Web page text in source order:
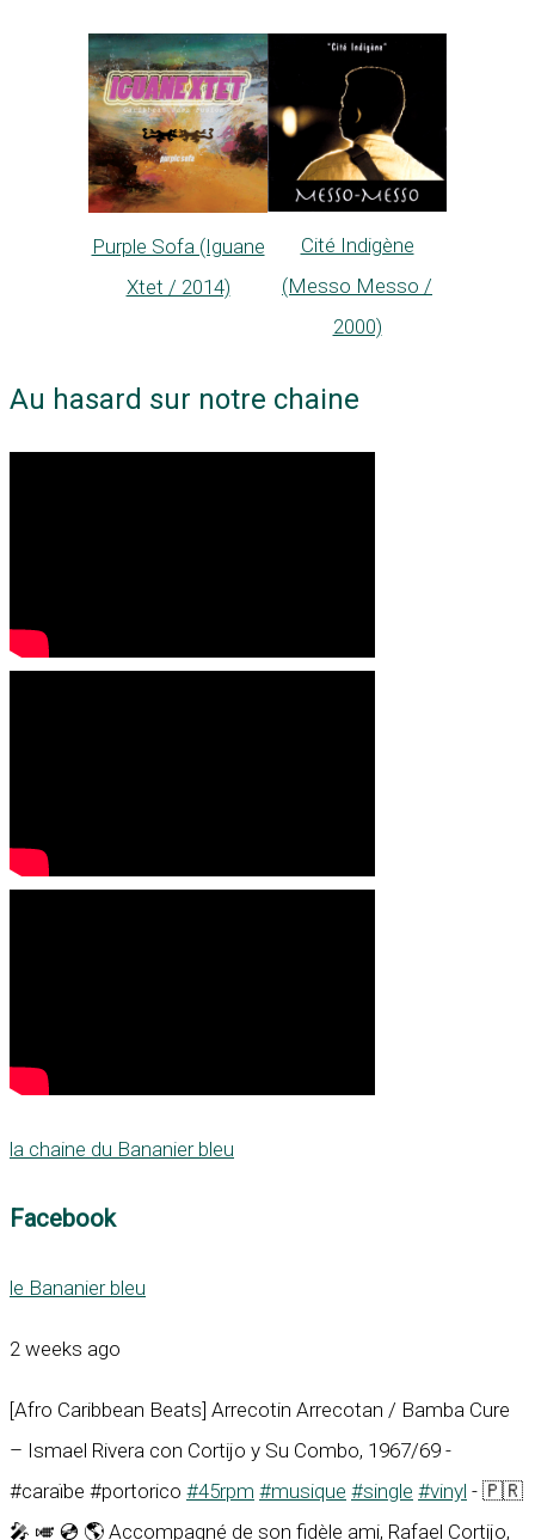
Purple Sofa (Iguane
Xtet / 2014)
Cité Indigène
(Messo Messo /
2000)
Au hasard sur notre chaine
la chaine du Bananier bleu
Facebook
le Bananier bleu
2 weeks ago
[Afro Caribbean Beats] Arrecotin Arrecotan / Bamba Cure
– Ismael Rivera con Cortijo y Su Combo, 1967/69 -
#caraïbe #portorico #45rpm #musique #single #vinyl - 🇵🇷
🎤 🎺 💿 🌎 Accompagné de son fidèle ami, Rafael Cortijo,